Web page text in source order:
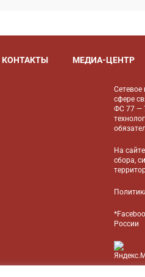
КОНТАКТЫ МЕДИА-ЦЕНТР
Сетевое
сфере
ФС 77 —
На
сбора,
России